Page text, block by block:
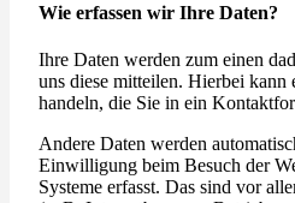
Wie erfassen wir Ihre Daten?
Ihre Daten werden zum einen
uns diese mitteilen. Hierbei kann
handeln, die Sie in ein
Andere Daten werden
Einwilligung beim Besuch der
Systeme erfasst. Das sind vor